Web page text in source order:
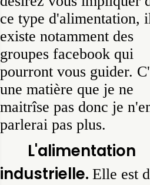
ce type d'alimentation,
existe notamment des
groupes facebook qui
pourront vous guider.
une matière que je ne
maitrîse pas donc je
parlerai pas plus.
L'alimentation
industrielle. Elle est